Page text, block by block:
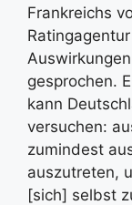
Frankreichs
gesprochen.
kann
versuchen:
zumindest
auszutreten,
[sich] selbst